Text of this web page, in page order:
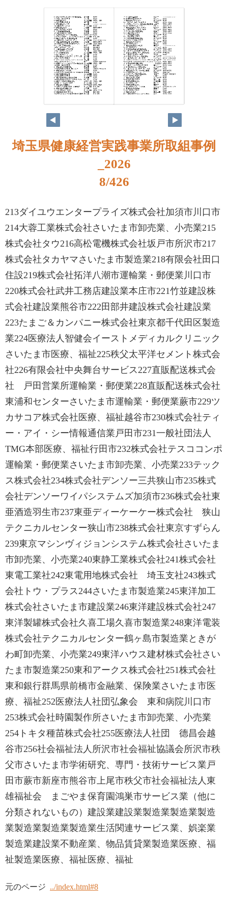
埼玉県健康経営実践事業所取組事例
_2026
8/426
213ダイユウエンタープライズ株式会社加須市川口市
214大蓉工業株式会社さいたま市卸売業、小売業215
株式会社タウ216高松電機株式会社坂戸市所沢市217
株式会社タカヤマさいたま市製造業218有限会社田口
住設219株式会社拓洋八潮市運輸業・郵便業川口市
220株式会社武井工務店建設業本庄市221竹並建設株
式会社建設業熊谷市222田部井建設株式会社建設業
223たまご＆カンパニー株式会社東京都千代田区製造
業224医療法人智健会イーストメディカルクリニック
さいたま市医療、福祉225秩父太平洋セメント株式会
社226有限会社中央舞台サービス227直販配送株式会
社 戸田営業所運輸業・郵便業228直販配送株式会社
東浦和センターさいたま市運輸業・郵便業蕨市229ツ
カサコア株式会社医療、福祉越谷市230株式会社ティ
ー・アイ・シー情報通信業戸田市231一般社団法人
TMG本部医療、福祉行田市232株式会社テスココンポ
運輸業・郵便業さいたま市卸売業、小売業233テック
ス株式会社234株式会社デンソー三共狭山市235株式
会社デンソーワイパシステムズ加須市236株式会社東
亜酒造羽生市237東亜ディーケーケー株式会社 狭山
テクニカルセンター狭山市238株式会社東京すずらん
239東京マシンヴィジョンシステム株式会社さいたま
市卸売業、小売業240東静工業株式会社241株式会社
東電工業社242東電用地株式会社 埼玉支社243株式
会社トウ・プラス244さいたま市製造業245東洋加工
株式会社さいたま市建設業246東洋建設株式会社247
東洋製罐株式会社久喜工場久喜市製造業248東洋電装
株式会社テクニカルセンター鶴ヶ島市製造業ときが
わ町卸売業、小売業249東洋ハウス建材株式会社さい
たま市製造業250東和アークス株式会社251株式会社
東和銀行群馬県前橋市金融業、保険業さいたま市医
療、福祉252医療法人社団弘象会 東和病院川口市
253株式会社時園製作所さいたま市卸売業、小売業
254トキタ種苗株式会社255医療法人社団 德昌会越
谷市256社会福祉法人所沢市社会福祉協議会所沢市秩
父市さいたま市学術研究、専門・技術サービス業戸
田市蕨市新座市熊谷市上尾市秩父市社会福祉法人東
雄福祉会 まごやま保育園鴻巣市サービス業（他に
分類されないもの）建設業建設業製造業製造業製造
業製造業製造業製造業生活関連サービス業、娯楽業
製造業建設業不動産業、物品賃貸業製造業医療、福
祉製造業医療、福祉医療、福祉
元のページ ../index.html#8